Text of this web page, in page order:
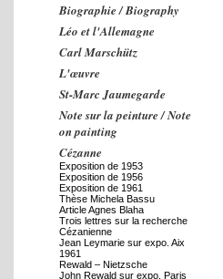
Biographie / Biography
Léo et l'Allemagne
Carl Marschütz
L'œuvre
St-Marc Jaumegarde
Note sur la peinture / Note
on painting
Cézanne
Exposition de 1953
Exposition de 1956
Exposition de 1961
Thèse Michela Bassu
Article Agnes Blaha
Trois lettres sur la recherche
Cézanienne
Jean Leymarie sur expo. Aix
1961
Rewald – Nietzsche
John Rewald sur expo. Paris